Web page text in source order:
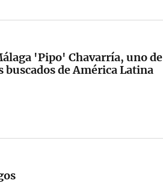
'Pipo' Chavarría, uno de
buscados de América Latina